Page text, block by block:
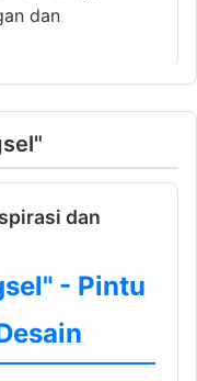
dan
dan
- Pintu